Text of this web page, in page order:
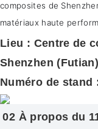
composites de
matériaux haute
Lieu : Centre de
Shenzhen
Numéro de stand
02 À propos du